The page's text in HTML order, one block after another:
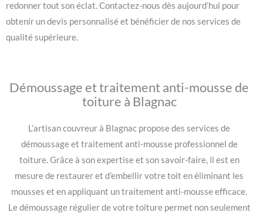
redonner tout son éclat. Contactez-nous dès aujourd’hui pour
obtenir un devis personnalisé et bénéficier de nos services de
qualité supérieure.
Démoussage et traitement anti-mousse de
toiture à Blagnac
L’artisan couvreur à Blagnac propose des services de
démoussage et traitement anti-mousse professionnel de
toiture. Grâce à son expertise et son savoir-faire, il est en
mesure de restaurer et d’embellir votre toit en éliminant les
mousses et en appliquant un traitement anti-mousse efficace.
Le démoussage régulier de votre toiture permet non seulement